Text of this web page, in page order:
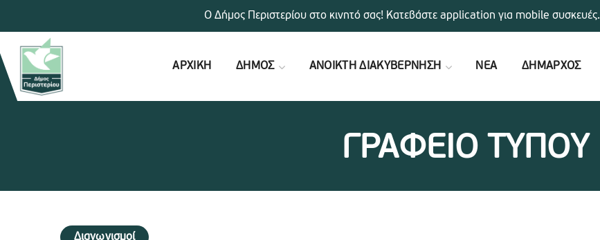
ΑΡΧΙΚΗ ΔΗΜΟΣ ΑΝΟΙΚΤΗ ΔΙΑΚΥΒΕΡΝΗΣΗ ΝΕΑ ΔΗΜΑΡΧΟΣ
ΓΡΑΦΕΙΟ ΤΥΠΟΥ
Διαγωνισμοί
Ο Δήμος Περιστερίου στο κινητό σας! Κατεβάστε application για mobile συσκευές.